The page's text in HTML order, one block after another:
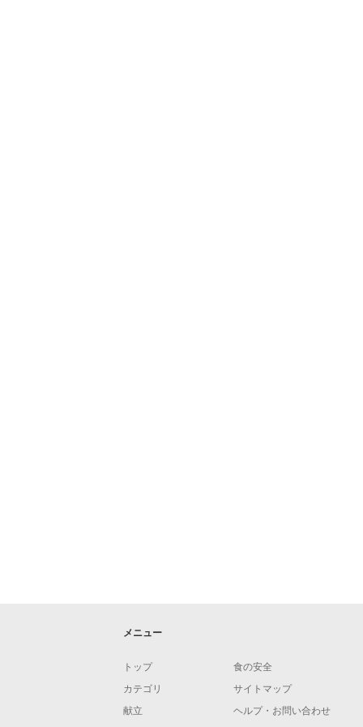
メニュー
トップ
カテゴリ
献立
食の安全
サイトマップ
ヘルプ・お問い合わせ